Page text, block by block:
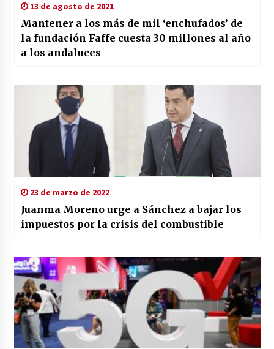
13 de agosto de 2021
Mantener a los más de mil ‘enchufados’ de
la fundación Faffe cuesta 30 millones al año
a los andaluces
23 de marzo de 2022
Juanma Moreno urge a Sánchez a bajar los
impuestos por la crisis del combustible